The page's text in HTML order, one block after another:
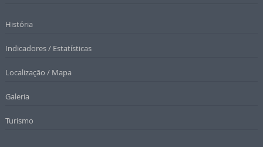
História
Indicadores / Estatísticas
Localização / Mapa
Galeria
Turismo